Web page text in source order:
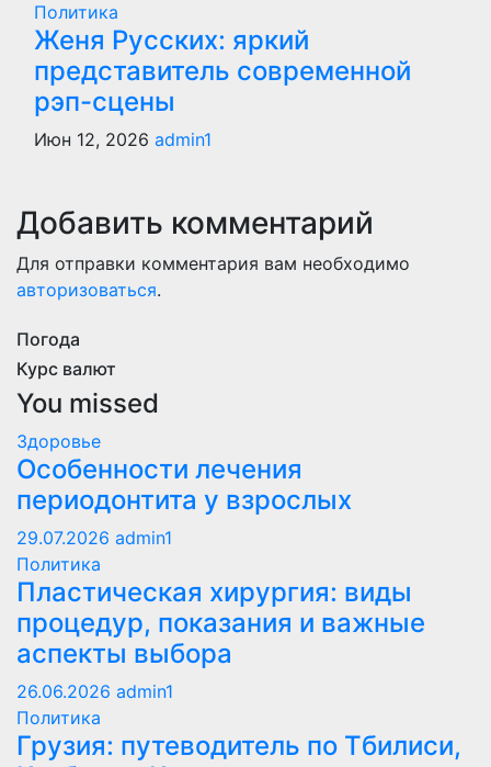
Политика
Женя Русских: яркий
представитель современной
рэп-сцены
Июн 12, 2026 admin1
Добавить комментарий
Для отправки комментария вам необходимо
авторизоваться.
Погода
Курс валют
You missed
Здоровье
Особенности лечения
периодонтита у взрослых
29.07.2026 admin1
Политика
Пластическая хирургия: виды
процедур, показания и важные
аспекты выбора
26.06.2026 admin1
Политика
Грузия: путеводитель по Тбилиси,